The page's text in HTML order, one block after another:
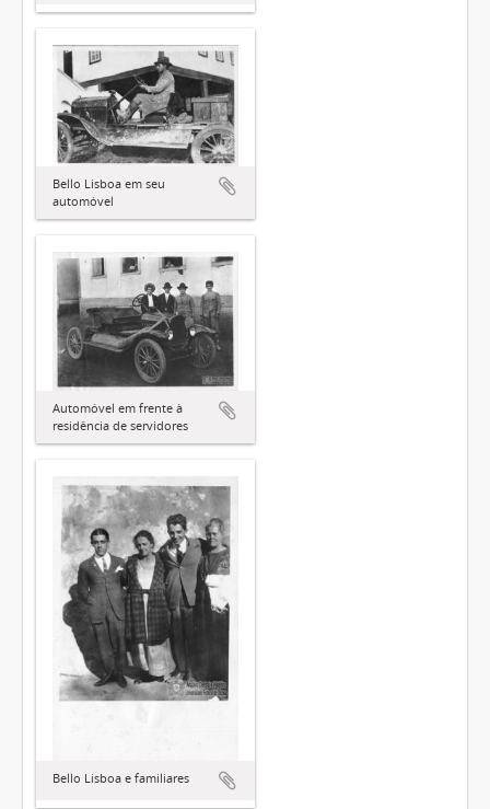
Bello Lisboa em seu
automóvel
Automóvel em frente à
residência de servidores
Bello Lisboa e familiares